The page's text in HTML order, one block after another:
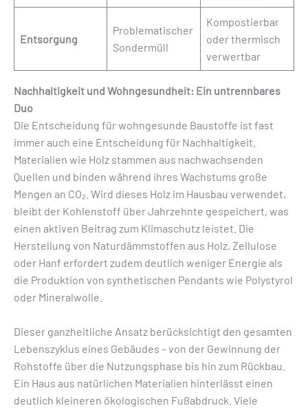
Entsorgung
Problematischer
Sondermüll
Kompostierbar
oder thermisch
verwertbar
Nachhaltigkeit und Wohngesundheit: Ein untrennbares
Duo
Die Entscheidung für wohngesunde Baustoffe ist fast
immer auch eine Entscheidung für Nachhaltigkeit.
Materialien wie Holz stammen aus nachwachsenden
Quellen und binden während ihres Wachstums große
Mengen an CO₂. Wird dieses Holz im Hausbau verwendet,
bleibt der Kohlenstoff über Jahrzehnte gespeichert, was
einen aktiven Beitrag zum Klimaschutz leistet. Die
Herstellung von Naturdämmstoffen aus Holz, Zellulose
oder Hanf erfordert zudem deutlich weniger Energie als
die Produktion von synthetischen Pendants wie Polystyrol
oder Mineralwolle.
Dieser ganzheitliche Ansatz berücksichtigt den gesamten
Lebenszyklus eines Gebäudes – von der Gewinnung der
Rohstoffe über die Nutzungsphase bis hin zum Rückbau.
Ein Haus aus natürlichen Materialien hinterlässt einen
deutlich kleineren ökologischen Fußabdruck. Viele